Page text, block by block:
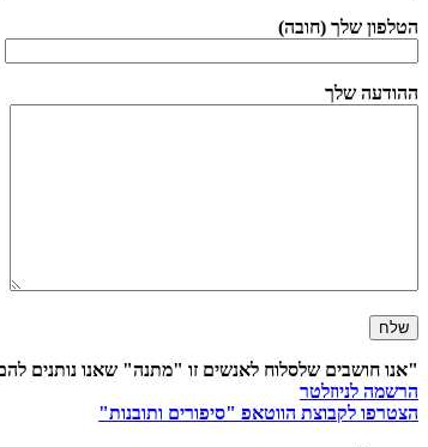
הטלפון שלך (חובה)
ההודעה שלך
"אנו חושבים שלסלוח לאנשים זו "מתנה" שאנו נותנים
הרשמה לניוזלטר
הצטרפו לקבוצת הווטאפ "סיפורים ותובנות"